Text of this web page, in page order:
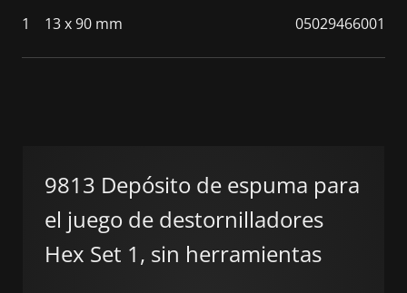
1
13 x 90 mm 05029466001
9813 Depósito de espuma para
el juego de destornilladores
Hex Set 1, sin herramientas